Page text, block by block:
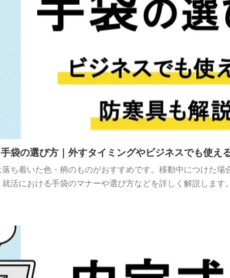
袋の選び方｜外すタイミングやビジネスでも使え
ち着いた色・柄のものがおすすめです。移動中につけた場
活における手袋のマナーや選び方などを詳しく解説します。